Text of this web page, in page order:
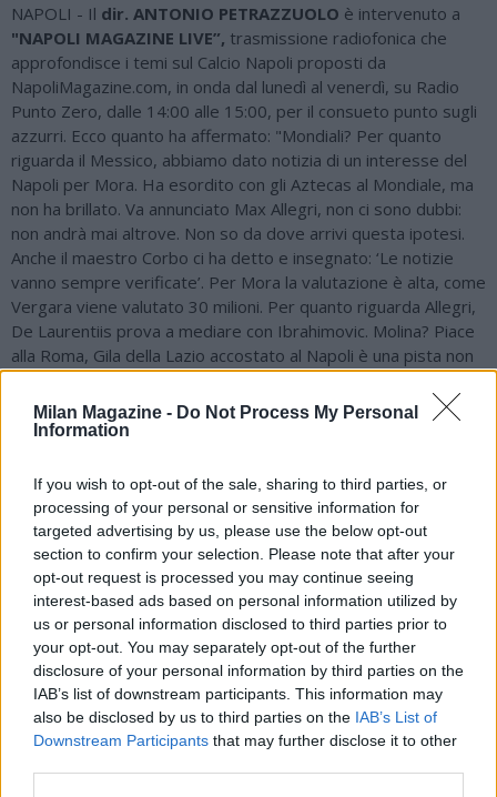
Milan Magazine - Do Not Process My Personal
Information
If you wish to opt-out of the sale, sharing to third parties, or
processing of your personal or sensitive information for
targeted advertising by us, please use the below opt-out
section to confirm your selection. Please note that after your
opt-out request is processed you may continue seeing
interest-based ads based on personal information utilized by
us or personal information disclosed to third parties prior to
your opt-out. You may separately opt-out of the further
disclosure of your personal information by third parties on the
IAB’s list of downstream participants. This information may
also be disclosed by us to third parties on the IAB’s List of
Downstream Participants that may further disclose it to other
NAPOLI - Il dir. ANTONIO PETRAZZUOLO è intervenuto a
"NAPOLI MAGAZINE LIVE”, trasmissione radiofonica che
approfondisce i temi sul Calcio Napoli proposti da
NapoliMagazine.com, in onda dal lunedì al venerdì, su Radio
Punto Zero, dalle 14:00 alle 15:00, per il consueto punto sugli
azzurri. Ecco quanto ha affermato: "Mondiali? Per quanto
riguarda il Messico, abbiamo dato notizia di un interesse del
Napoli per Mora. Ha esordito con gli Aztecas al Mondiale, ma
non ha brillato. Va annunciato Max Allegri, non ci sono dubbi:
non andrà mai altrove. Non so da dove arrivi questa ipotesi.
Anche il maestro Corbo ci ha detto e insegnato: ‘Le notizie
vanno sempre verificate’. Per Mora la valutazione è alta, come
Vergara viene valutato 30 milioni. Per quanto riguarda Allegri,
De Laurentiis prova a mediare con Ibrahimovic. Molina? Piace
alla Roma, Gila della Lazio accostato al Napoli è una pista non
semplice. E’ per questo che è uscito fuori anche il nome di
Gatti, non entusiasma ma è un’opzione all’orizzonte. Lucca
sarà valutato da Allegri a Dimaro. Il 6 luglio verrà presentata la
Youtube, mentre noi faremo la diretta testuale e alla fine sarà
possibile leggerla e rivederla. Neymar è stato un nome
valutato realmente prima dell’arrivo di De Bruyne. Poi, non se
ne fece niente e si andò dritto sul belga. Complimenti al
Napoli".